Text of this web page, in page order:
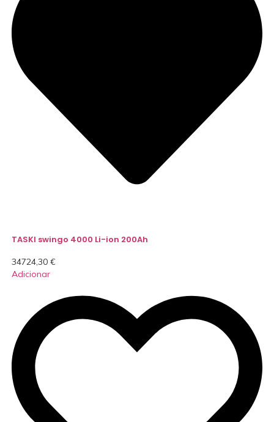
TASKI swingo 4000 Li-ion 200Ah
34724,30 €
Adicionar